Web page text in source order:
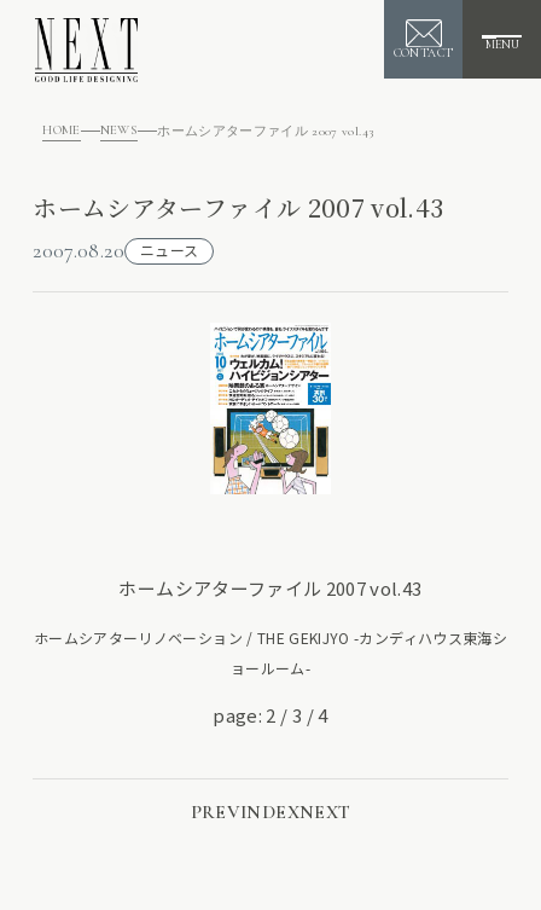
CONTACT
MENU
HOME NEWS ホームシアターファイル 2007 vol.43
ホームシアターファイル 2007 vol.43
2007.08.20 ニュース
ホームシアターファイル 2007 vol.43
ホームシアターリノベーション / THE GEKIJYO -カンディハウス東海シ
ョールーム-
page: 2 /3 /4
PREVINDEXNEXT